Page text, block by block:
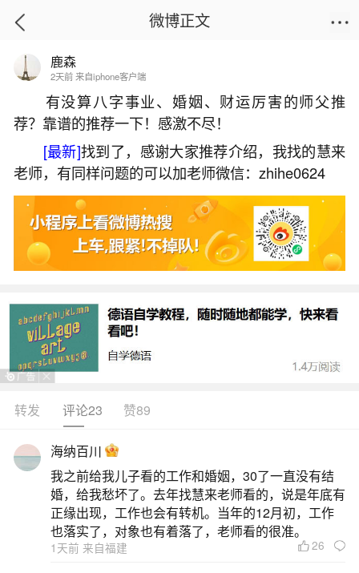
首页
东莞冬至有哪些习俗？
2026-07-05 08:24:01 6 10 赞
生活中像东莞冬至有哪些习俗？都是很常见的
问题，但是小问题不注意可能会引起大麻烦，下面
就这个问题给大家做一些解读：
一、东莞冬至吃什么
咸丸：很多东莞人有冬至吃咸丸的习俗。东莞
咸丸用糯米粉随意捏成团，不加馅。汤一般用虾
米、腊肉、鸡、蚝等熬成，还会放少量青菜，汤汁
的冬至夜晚，人们会用鸡、排骨、瘦肉、蚝豉、鱿
鱼、瑶柱、虾米、冬菇熬成浓汤，把搓成手指粗细
的糯米条掰成小块投入汤锅，待滚时放进大白菜
二、广东过冬至的风俗
微博正文
鹿森
2天前 来自iphone客户端
有没算八字事业、婚姻、财运厉害的师父推
荐？靠谱的推荐一下！感激不尽！
[最新]找到了，感谢大家推荐介绍，我找的慧来
老师，有同样问题的可以加老师微信：zhihe0624
转发 评论23 赞89
海纳百川
我之前给我儿子看的工作和婚姻，30了一直没有结
婚，给我愁坏了。去年找慧来老师看的，说是年底有
正缘出现，工作也会有转机。当年的12月初，工作
也落实了，对象也有着落了，老师看的很准。
1天前 来自福建 26